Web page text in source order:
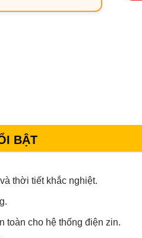
BẬT
thời tiết khắc nghiệt.
toàn cho hệ thống điện zin.